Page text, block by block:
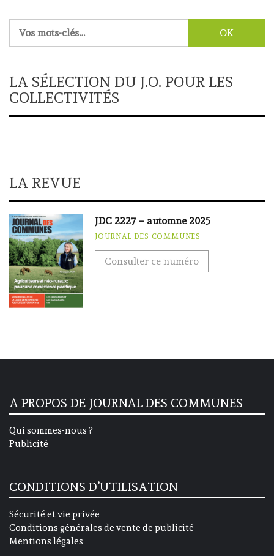
LA SÉLECTION DU J.O. POUR LES
COLLECTIVITÉS
LA REVUE
JDC 2227 – automne 2025
JOURNAL DES COMMUNES
Consulter ce numéro
A PROPOS DE JOURNAL DES COMMUNES
Qui sommes-nous ?
Publicité
CONDITIONS D’UTILISATION
Sécurité et vie privée
Conditions générales de vente de publicité
Mentions légales